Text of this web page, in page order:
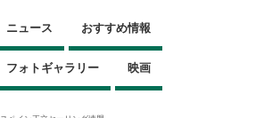
ニュース おすすめ情報
フォトギャラリー 映画